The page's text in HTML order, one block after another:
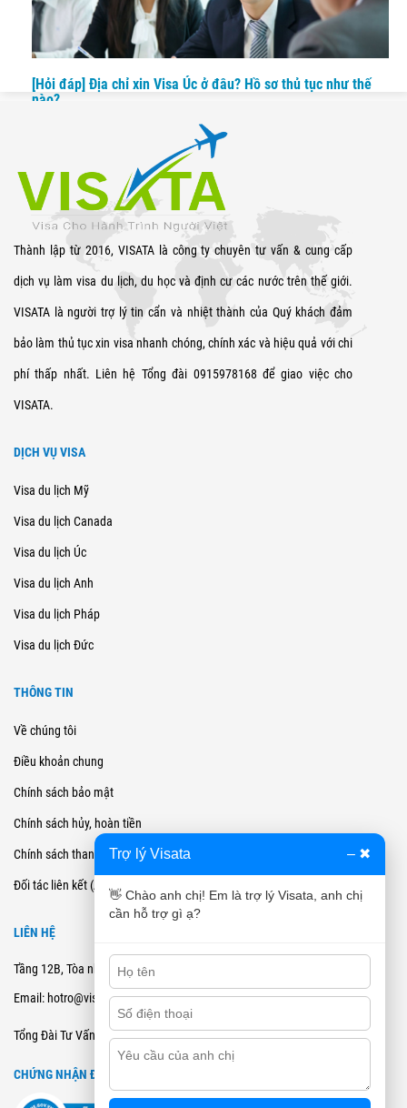
[Hỏi đáp] Địa chỉ xin Visa Úc ở đâu? Hồ sơ thủ tục như thế
nào?
Thành lập từ 2016, VISATA là công ty chuyên tư vấn & cung cấp
dịch vụ làm visa du lịch, du học và định cư các nước trên thế giới.
VISATA là người trợ lý tin cẩn và nhiệt thành của Quý khách đảm
bảo làm thủ tục xin visa nhanh chóng, chính xác và hiệu quả với chi
phí thấp nhất. Liên hệ Tổng đài 0915978168 để giao việc cho
VISATA.
DỊCH VỤ VISA
Visa du lịch Mỹ
Visa du lịch Canada
Visa du lịch Úc
Visa du lịch Anh
Visa du lịch Pháp
Visa du lịch Đức
THÔNG TIN
Về chúng tôi
Điều khoản chung
Chính sách bảo mật
Chính sách hủy, hoàn tiền
Chính sách thanh toán
Đối tác liên kết (Affiliate)
LIÊN HỆ
Tầng 12B, Tòa nhà Cienco4 - 180 Nguyễn Thị Minh Khai, Quận 3, TPHCM
Email: hotro@visata.vn
Tổng Đài Tư Vấn: 0915978168
CHỨNG NHẬN ĐĂNG KÝ BCT
Trợ lý Visata – ✖
👋 Chào anh chị! Em là trợ lý Visata, anh chị
cần hỗ trợ gì ạ?